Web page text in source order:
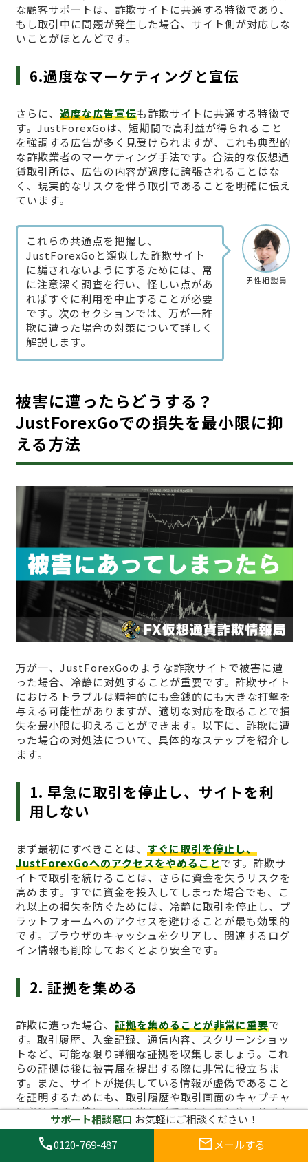
な顧客サポートは、詐欺サイトに共通する特徴であり、
もし取引中に問題が発生した場合、サイト側が対応しな
いことがほとんどです。
6.過度なマーケティングと宣伝
さらに、 過度な広告宣伝も詐欺サイトに共通する特徴で
す。JustForexGoは、短期間で高利益が得られること
を強調する広告が多く見受けられますが、これも典型的
な詐欺業者のマーケティング手法です。合法的な仮想通
貨取引所は、広告の内容が過度に誇張されることはな
く、現実的なリスクを伴う取引であることを明確に伝え
ています。
男性相談員
これらの共通点を把握し、
JustForexGoと類似した詐欺サイト
に騙されないようにするためには、常
に注意深く調査を行い、怪しい点があ
ればすぐに利用を中止することが必要
です。次のセクションでは、万が一詐
欺に遭った場合の対策について詳しく
解説します。
被害に遭ったらどうする？
JustForexGoでの損失を最小限に抑
える方法
万が一、JustForexGoのような詐欺サイトで被害に遭
った場合、冷静に対処することが重要です。詐欺サイト
におけるトラブルは精神的にも金銭的にも大きな打撃を
与える可能性がありますが、適切な対応を取ることで損
失を最小限に抑えることができます。以下に、詐欺に遭
った場合の対処法について、具体的なステップを紹介し
ます。
1. 早急に取引を停止し、サイトを利
用しない
まず最初にすべきことは、 すぐに取引を停止し、
JustForexGoへのアクセスをやめることです。詐欺サ
イトで取引を続けることは、さらに資金を失うリスクを
高めます。すでに資金を投入してしまった場合でも、こ
れ以上の損失を防ぐためには、冷静に取引を停止し、プ
ラットフォームへのアクセスを避けることが最も効果的
です。ブラウザのキャッシュをクリアし、関連するログ
イン情報も削除しておくとより安全です。
2. 証拠を集める
詐欺に遭った場合、 証拠を集めることが非常に重要で
す。取引履歴、入金記録、通信内容、スクリーンショッ
トなど、可能な限り詳細な証拠を収集しましょう。これ
らの証拠は後に被害届を提出する際に非常に役立ちま
す。また、サイトが提供している情報が虚偽であること
を証明するためにも、取引履歴や取引画面のキャプチャ
は必須です。特に、引き出しができないことや、サイト
からの不正な要求があった場合、その証拠は重要な役割
を果たします。
サポート相談窓口 お気軽にご相談ください！
call0120-769-487 mail メールする